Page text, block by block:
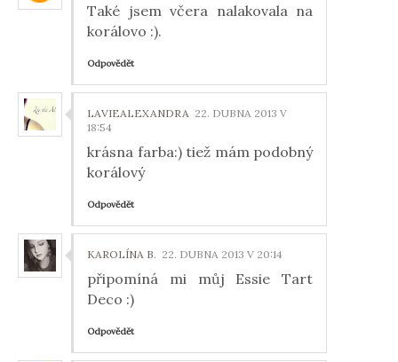
Také jsem včera nalakovala na
korálovo :).
Odpovědět
LAVIEALEXANDRA 22. DUBNA 2013 V
18:54
krásna farba:) tiež mám podobný
korálový
Odpovědět
KAROLÍNA B. 22. DUBNA 2013 V 20:14
připomíná mi můj Essie Tart
Deco :)
Odpovědět